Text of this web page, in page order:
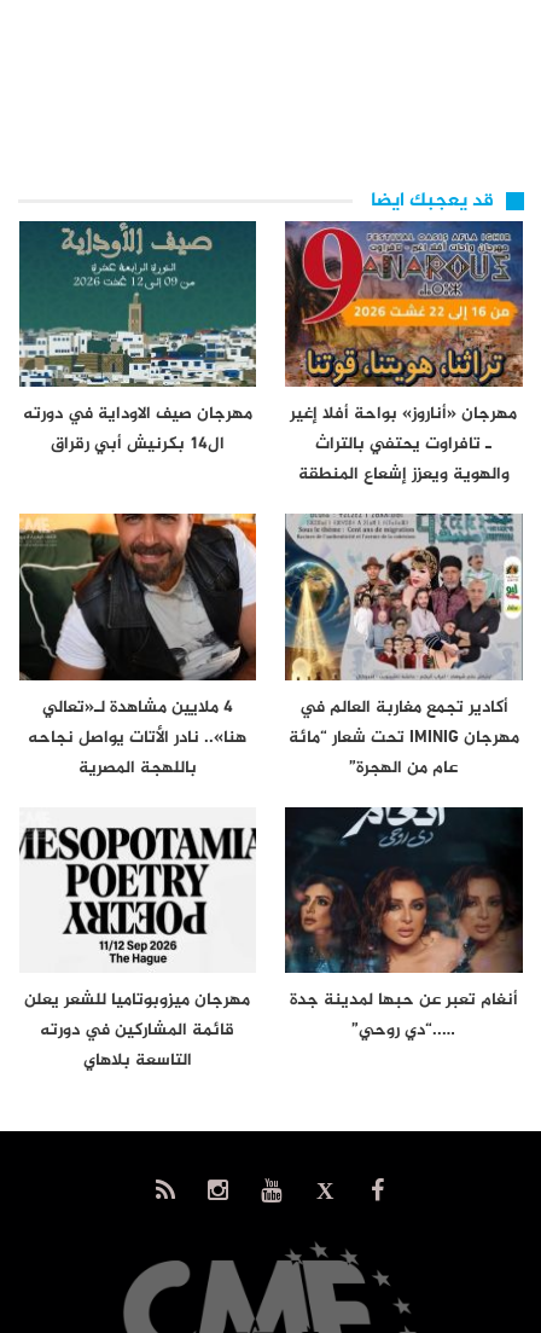
قد يعجبك ايضا
مهرجان «أناروز» بواحة أفلا إغير
ـ تافراوت يحتفي بالتراث
والهوية ويعزز إشعاع المنطقة
مهرجان صيف الاوداية في دورته
ال14 بكرنيش أبي رقراق
أكادير تجمع مغاربة العالم في
مهرجان IMINIG تحت شعار “مائة
عام من الهجرة”
4 ملايين مشاهدة لـ«تعالي
هنا».. نادر الأتات يواصل نجاحه
باللهجة المصرية
أنغام تعبر عن حبها لمدينة جدة
…..“دي روحي”
مهرجان ميزوبوتاميا للشعر يعلن
قائمة المشاركين في دورته
التاسعة بلاهاي